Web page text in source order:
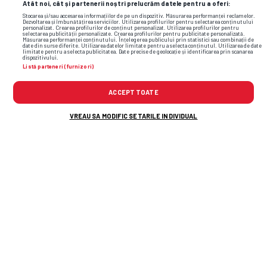
Atât noi, cât și partenerii noștri prelucrăm datele pentru a oferi:
Stocarea și/sau accesarea informațiilor de pe un dispozitiv. Măsurarea performanței reclamelor.
Dezvoltarea și îmbunătățirea serviciilor. Utilizarea profilurilor pentru selectarea conținutului
personalizat. Crearea profilurilor de conținut personalizat. Utilizarea profilurilor pentru
selectarea publicității personalizate. Crearea profilurilor pentru publicitate personalizată.
Măsurarea performanței conținutului. Înțelegerea publicului prin statistici sau combinații de
date din surse diferite. Utilizarea datelor limitate pentru a selecta conținutul. Utilizarea de date
limitate pentru a selecta publicitatea. Date precise de geolocație și identificarea prin scanarea
dispozitivului.
Listă parteneri (furnizori)
ACCEPT TOATE
VREAU SA MODIFIC SETARILE INDIVIDUAL